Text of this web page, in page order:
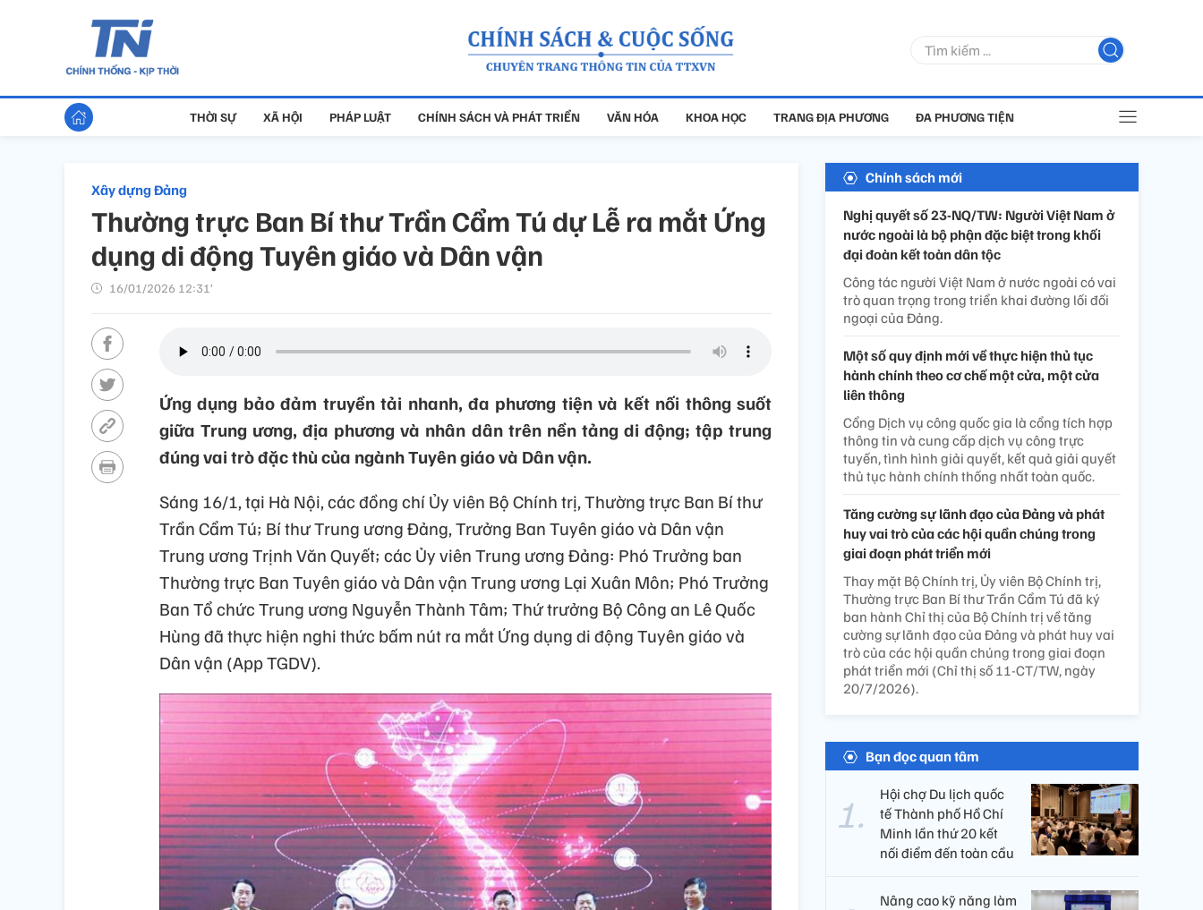
THỜI SỰ XÃ HỘI PHÁP LUẬT CHÍNH SÁCH VÀ PHÁT TRIỂN VĂN HÓA KHOA HỌC TRANG ĐỊA PHƯƠNG ĐA PHƯƠNG TIỆN
Xây dựng Đảng
Thường trực Ban Bí thư Trần Cẩm Tú dự Lễ ra mắt Ứng
dụng di động Tuyên giáo và Dân vận
16/01/2026 12:31’
Ứng dụng bảo đảm truyền tải nhanh, đa phương tiện và kết nối thông suốt
giữa Trung ương, địa phương và nhân dân trên nền tảng di động; tập trung
đúng vai trò đặc thù của ngành Tuyên giáo và Dân vận.
Sáng 16/1, tại Hà Nội, các đồng chí Ủy viên Bộ Chính trị, Thường trực Ban Bí thư
Trần Cẩm Tú; Bí thư Trung ương Đảng, Trưởng Ban Tuyên giáo và Dân vận
Trung ương Trịnh Văn Quyết; các Ủy viên Trung ương Đảng: Phó Trưởng ban
Thường trực Ban Tuyên giáo và Dân vận Trung ương Lại Xuân Môn; Phó Trưởng
Ban Tổ chức Trung ương Nguyễn Thành Tâm; Thứ trưởng Bộ Công an Lê Quốc
Hùng đã thực hiện nghi thức bấm nút ra mắt Ứng dụng di động Tuyên giáo và
Dân vận (App TGDV).
Chính sách mới
Nghị quyết số 23-NQ/TW: Người Việt Nam ở
nước ngoài là bộ phận đặc biệt trong khối
đại đoàn kết toàn dân tộc
Công tác người Việt Nam ở nước ngoài có vai
trò quan trọng trong triển khai đường lối đối
ngoại của Đảng.
Một số quy định mới về thực hiện thủ tục
hành chính theo cơ chế một cửa, một cửa
liên thông
Cổng Dịch vụ công quốc gia là cổng tích hợp
thông tin và cung cấp dịch vụ công trực
tuyến, tình hình giải quyết, kết quả giải quyết
thủ tục hành chính thống nhất toàn quốc.
Tăng cường sự lãnh đạo của Đảng và phát
huy vai trò của các hội quần chúng trong
giai đoạn phát triển mới
Thay mặt Bộ Chính trị, Ủy viên Bộ Chính trị,
Thường trực Ban Bí thư Trần Cẩm Tú đã ký
ban hành Chỉ thị của Bộ Chính trị về tăng
cường sự lãnh đạo của Đảng và phát huy vai
trò của các hội quần chúng trong giai đoạn
phát triển mới (Chỉ thị số 11-CT/TW, ngày
20/7/2026).
Bạn đọc quan tâm
Hội chợ Du lịch quốc
tế Thành phố Hồ Chí
Minh lần thứ 20 kết
nối điểm đến toàn cầu
Nâng cao kỹ năng làm